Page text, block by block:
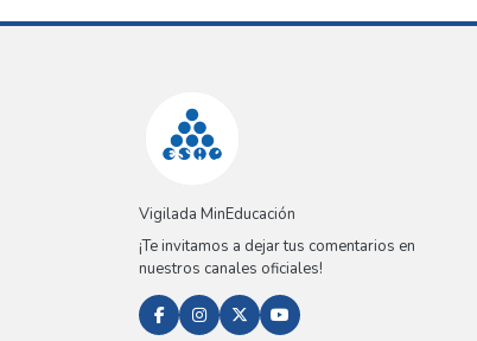
Vigilada MinEducación
¡Te invitamos a dejar tus comentarios en
nuestros canales oficiales!